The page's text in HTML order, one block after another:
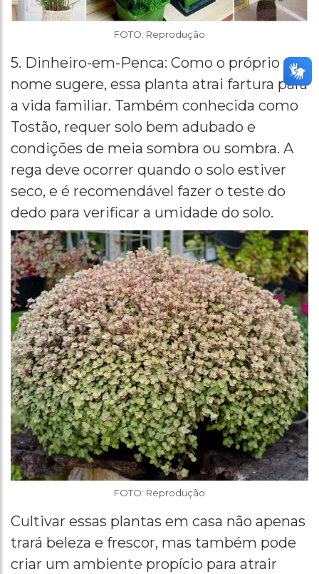
FOTO: Reprodução
5. Dinheiro-em-Penca: Como o próprio
nome sugere, essa planta atrai fartura para
a vida familiar. Também conhecida como
Tostão, requer solo bem adubado e
condições de meia sombra ou sombra. A
rega deve ocorrer quando o solo estiver
seco, e é recomendável fazer o teste do
dedo para verificar a umidade do solo.
FOTO: Reprodução
Cultivar essas plantas em casa não apenas
trará beleza e frescor, mas também pode
criar um ambiente propício para atrair